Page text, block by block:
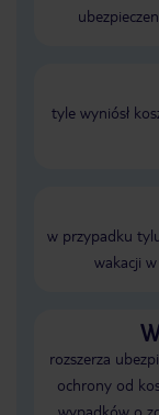
tyle wyniósł
w przypadku
wakacji
rozszerza
ochrony od
wypadków o